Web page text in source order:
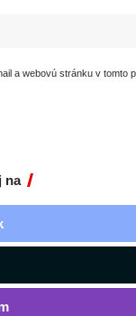
a webovú stránku v tomto
na